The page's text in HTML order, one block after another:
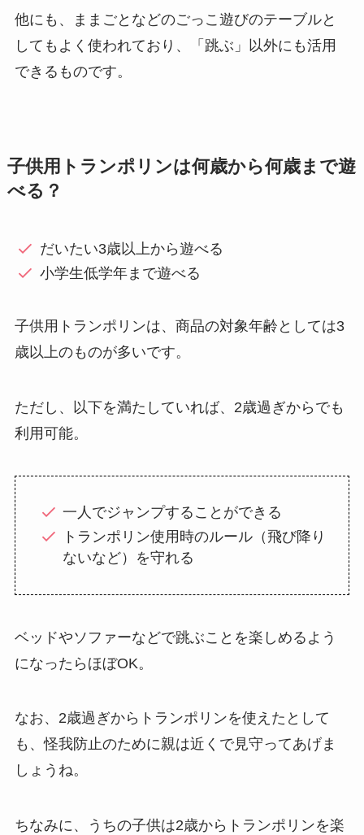
他にも、ままごとなどのごっこ遊びのテーブルと
してもよく使われており、「跳ぶ」以外にも活用
できるものです。
子供用トランポリンは何歳から何歳まで遊
べる？
だいたい3歳以上から遊べる
小学生低学年まで遊べる
子供用トランポリンは、商品の対象年齢としては3
歳以上のものが多いです。
ただし、以下を満たしていれば、2歳過ぎからでも
利用可能。
一人でジャンプすることができる
トランポリン使用時のルール（飛び降り
ないなど）を守れる
ベッドやソファーなどで跳ぶことを楽しめるよう
になったらほぼOK。
なお、2歳過ぎからトランポリンを使えたとして
も、怪我防止のために親は近くで見守ってあげま
しょうね。
ちなみに、うちの子供は2歳からトランポリンを楽